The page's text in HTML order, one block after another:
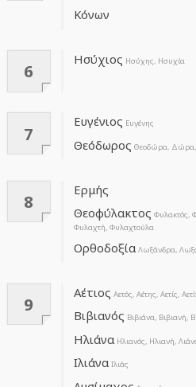
Κόνων
6
Ησύχιος Ησύχης, Ησυχία
7
Ευγένιος Ευγένης
Θεόδωρος Θεοδώρα,
8
Ερμής
Θεοφύλακτος Φυλακτός,
Φυλαχτή, Φυλαχτούλα
Ορθοδοξία Λωξάνδρα,
9
Αέτιος Αετός, Αέτης, Αετίς,
Βιβιανός Βιβιάνα, Βιβιανή,
Ηλιάνα Ηλιανός, Ηλιανή,
Ιλιάνα Ιλιάς